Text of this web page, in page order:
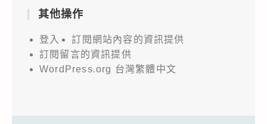
其他操作
登入
訂閱網站內容的資訊提供
訂閱留言的資訊提供
WordPress.org 台灣繁體中文